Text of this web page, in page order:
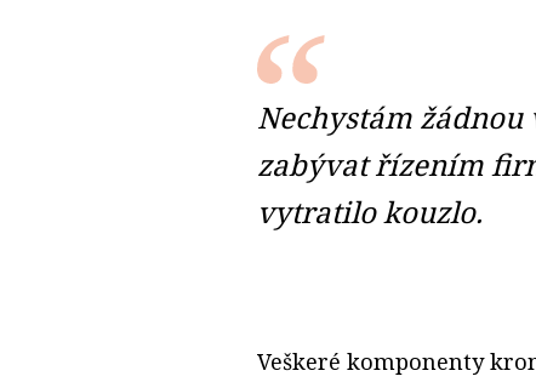
Nechystám
zabývat řízením
vytratilo kouzlo.
Veškeré komponenty